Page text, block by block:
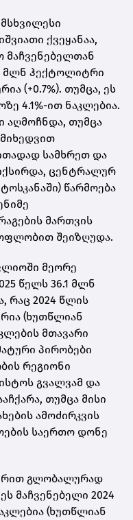
ქვეყანაა,
მაჩვენებელთან
მლნ ჰექტოლიტრი
(+0.7%). თუმცა, ეს
4.1%-ით ნაკლებია.
აღმოჩნდა, თუმცა
სამხრეთ და
ცენტრალურ
წარმოება
მართვის
შეიზღუდა.
მეორე
წელს 36.1 მლნ
რაც 2024 წლის
(ხუთწლიან
მთავარი
პირობები
რეგიონი
გვალვამ და
თუმცა მისი
ამოძირკვის
საერთო დონე
გლობალურად
მაჩვენებელი 2024
(ხუთწლიან